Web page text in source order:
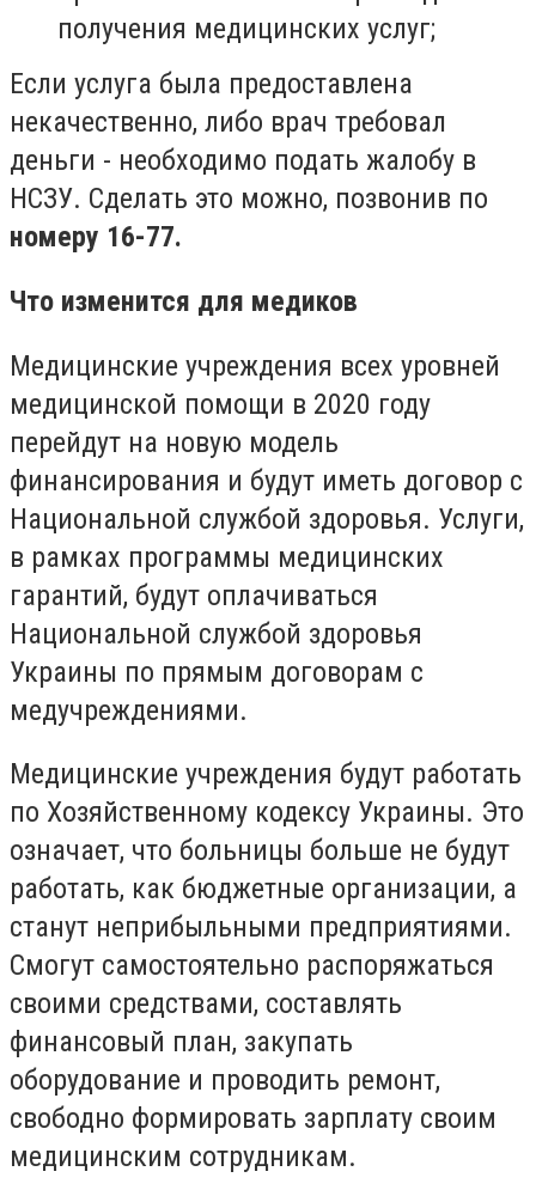
получения медицинских услуг;
Если услуга была предоставлена
некачественно, либо врач требовал
деньги - необходимо подать жалобу в
НСЗУ. Сделать это можно, позвонив по
номеру 16-77.
Что изменится для медиков
Медицинские учреждения всех уровней
медицинской помощи в 2020 году
перейдут на новую модель
финансирования и будут иметь договор с
Национальной службой здоровья. Услуги,
в рамках программы медицинских
гарантий, будут оплачиваться
Национальной службой здоровья
Украины по прямым договорам с
медучреждениями.
Медицинские учреждения будут работать
по Хозяйственному кодексу Украины. Это
означает, что больницы больше не будут
работать, как бюджетные организации, а
станут неприбыльными предприятиями.
Смогут самостоятельно распоряжаться
своими средствами, составлять
финансовый план, закупать
оборудование и проводить ремонт,
свободно формировать зарплату своим
медицинским сотрудникам.